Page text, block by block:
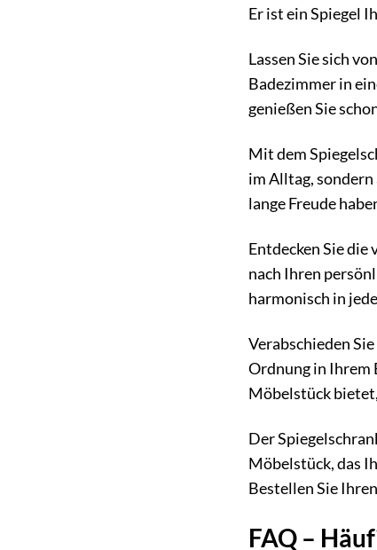
Er ist ein Spiegel
Lassen Sie sich
Badezimmer in
genießen Sie
Mit dem
im Alltag, sondern
lange Freude
Entdecken Sie
nach Ihren
harmonisch in
Verabschieden
Ordnung in Ihrem
Möbelstück
Der
Möbelstück, das
Bestellen Sie
FAQ –